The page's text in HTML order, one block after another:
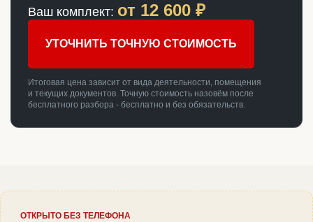
Ваш комплект: от 12 600 ₽
УТОЧНИТЬ ТОЧНУЮ СТОИМОСТЬ
Итоговая цена зависит от вида деятельности, помещения
и текущих документов. Точную стоимость назовём после
бесплатного разбора - бесплатно и без обязательств.
ОТКРЫТО БЕЗ ТЕЛЕФОНА